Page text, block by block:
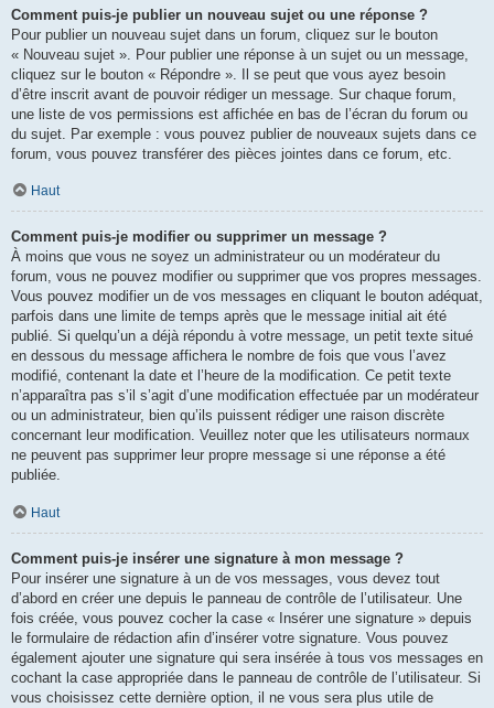
Comment puis-je publier un nouveau sujet ou une réponse ?
Pour publier un nouveau sujet dans un forum, cliquez sur le bouton
« Nouveau sujet ». Pour publier une réponse à un sujet ou un message,
cliquez sur le bouton « Répondre ». Il se peut que vous ayez besoin
d’être inscrit avant de pouvoir rédiger un message. Sur chaque forum,
une liste de vos permissions est affichée en bas de l’écran du forum ou
du sujet. Par exemple : vous pouvez publier de nouveaux sujets dans ce
forum, vous pouvez transférer des pièces jointes dans ce forum, etc.
Haut
Comment puis-je modifier ou supprimer un message ?
À moins que vous ne soyez un administrateur ou un modérateur du
forum, vous ne pouvez modifier ou supprimer que vos propres messages.
Vous pouvez modifier un de vos messages en cliquant le bouton adéquat,
parfois dans une limite de temps après que le message initial ait été
publié. Si quelqu’un a déjà répondu à votre message, un petit texte situé
en dessous du message affichera le nombre de fois que vous l’avez
modifié, contenant la date et l’heure de la modification. Ce petit texte
n’apparaîtra pas s’il s’agit d’une modification effectuée par un modérateur
ou un administrateur, bien qu’ils puissent rédiger une raison discrète
concernant leur modification. Veuillez noter que les utilisateurs normaux
ne peuvent pas supprimer leur propre message si une réponse a été
publiée.
Haut
Comment puis-je insérer une signature à mon message ?
Pour insérer une signature à un de vos messages, vous devez tout
d’abord en créer une depuis le panneau de contrôle de l’utilisateur. Une
fois créée, vous pouvez cocher la case « Insérer une signature » depuis
le formulaire de rédaction afin d’insérer votre signature. Vous pouvez
également ajouter une signature qui sera insérée à tous vos messages en
cochant la case appropriée dans le panneau de contrôle de l’utilisateur. Si
vous choisissez cette dernière option, il ne vous sera plus utile de